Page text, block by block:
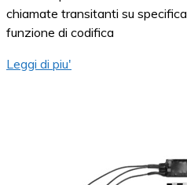
chiamate transitanti su
funzione di codifica
Leggi di piu'